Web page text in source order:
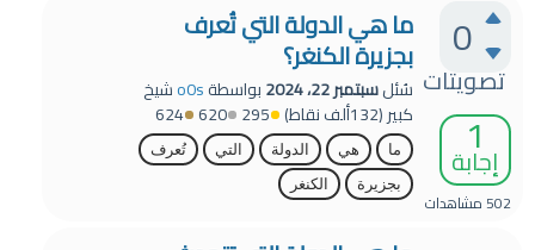
0
تصويتات
1
إجابة
502مشاهدات
ما هي الدولة التي تُعرف
بجزيرة الكنغر؟
سُئلسبتمبر 22، 2024 بواسطةo0sشيخ
كبير(132ألف نقاط) 295
620
624
ما هي الدولة التي
تُعرف
بجزيرة
الكنغر